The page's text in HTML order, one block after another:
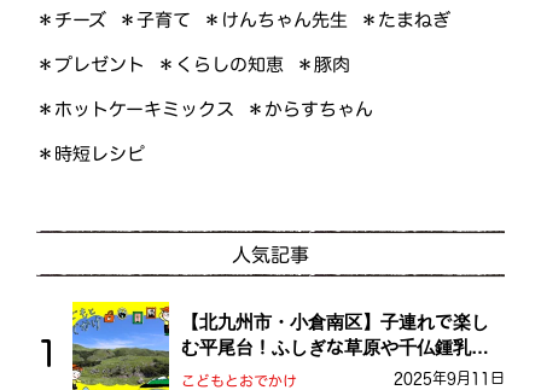
＊チーズ ＊子育て ＊けんちゃん先生 ＊たまねぎ
＊プレゼント ＊くらしの知恵 ＊豚肉
＊ホットケーキミックス ＊からすちゃん
＊時短レシピ
人気記事
【北九州市・小倉南区】子連れで楽し
む平尾台！ふしぎな草原や千仏鍾乳洞
を探検しよう！
こどもとおでかけ 2025年9月11日